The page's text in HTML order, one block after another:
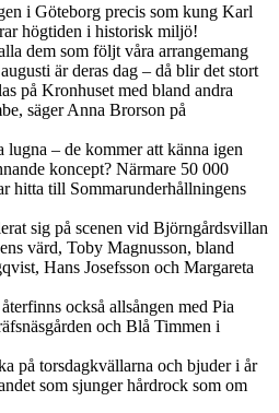
i Göteborg precis som kung Karl
högtiden i historisk miljö!
dem som följt våra arrangemang
är deras dag – då blir det stort
på Kronhuset med bland andra
säger Anna Brorson på
lugna – de kommer att känna igen
koncept? Närmare 50 000
hitta till Sommarunderhållningens
sig på scenen vid Björngårdsvillan
värd, Toby Magnusson, bland
Hans Josefsson och Margareta
också allsången med Pia
och Blå Timmen i
på torsdagkvällarna och bjuder i år
som sjunger hårdrock som om